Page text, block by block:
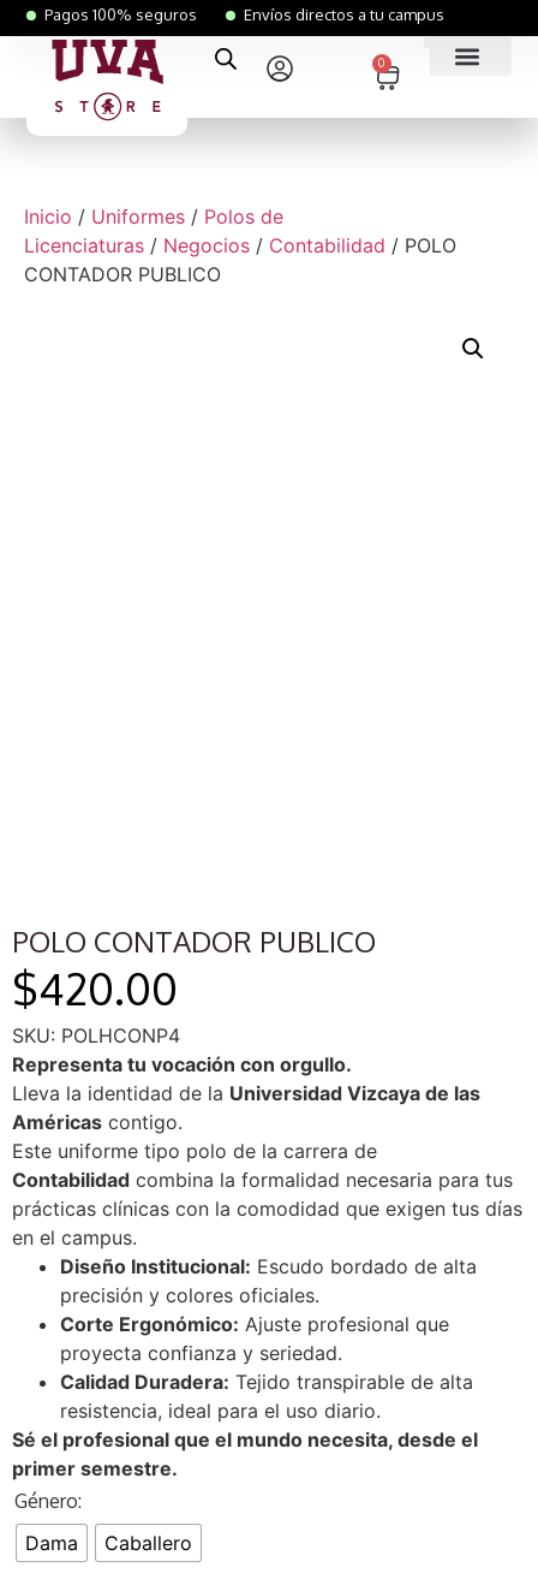
Pagos 100% seguros Envíos directos a tu campus
0
Inicio / Uniformes / Polos de
Licenciaturas / Negocios / Contabilidad / POLO
CONTADOR PUBLICO
POLO CONTADOR PUBLICO
$420.00
SKU: POLHCONP4
Representa tu vocación con orgullo.
Lleva la identidad de la Universidad Vizcaya de las
Américas contigo.
Este uniforme tipo polo de la carrera de
Contabilidad combina la formalidad necesaria para tus
prácticas clínicas con la comodidad que exigen tus días
en el campus.
Diseño Institucional: Escudo bordado de alta
precisión y colores oficiales.
Corte Ergonómico: Ajuste profesional que
proyecta confianza y seriedad.
Calidad Duradera: Tejido transpirable de alta
resistencia, ideal para el uso diario.
Sé el profesional que el mundo necesita, desde el
primer semestre.
Género:
Dama
Caballero